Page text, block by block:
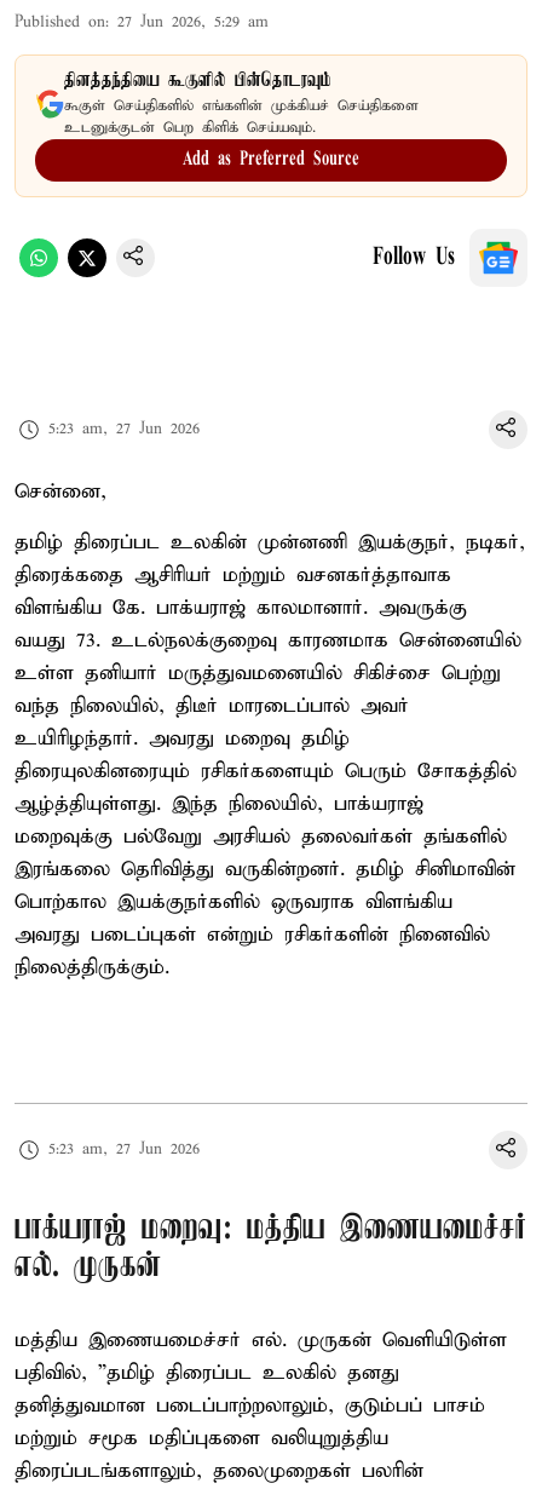
Published on: 27 Jun 2026, 5:29 am
தினத்தந்தியை கூகுளில் பின்தொடரவும்
கூகுள் செய்திகளில் எங்களின் முக்கியச் செய்திகளை
உடனுக்குடன் பெற கிளிக் செய்யவும்.
Add as Preferred Source
Follow Us
5:23 am, 27 Jun 2026
சென்னை,
தமிழ் திரைப்பட உலகின் முன்னணி இயக்குநர், நடிகர்,
திரைக்கதை ஆசிரியர் மற்றும் வசனகர்த்தாவாக
விளங்கிய கே. பாக்யராஜ் காலமானார். அவருக்கு
வயது 73. உடல்நலக்குறைவு காரணமாக சென்னையில்
உள்ள தனியார் மருத்துவமனையில் சிகிச்சை பெற்று
வந்த நிலையில், திடீர் மாரடைப்பால் அவர்
உயிரிழந்தார். அவரது மறைவு தமிழ்
திரையுலகினரையும் ரசிகர்களையும் பெரும் சோகத்தில்
ஆழ்த்தியுள்ளது. இந்த நிலையில், பாக்யராஜ்
மறைவுக்கு பல்வேறு அரசியல் தலைவர்கள் தங்களில்
இரங்கலை தெரிவித்து வருகின்றனர். தமிழ் சினிமாவின்
பொற்கால இயக்குநர்களில் ஒருவராக விளங்கிய
அவரது படைப்புகள் என்றும் ரசிகர்களின் நினைவில்
நிலைத்திருக்கும்.
5:23 am, 27 Jun 2026
பாக்யராஜ் மறைவு: மத்திய இணையமைச்சர்
எல். முருகன்
மத்திய இணையமைச்சர் எல். முருகன் வெளியிடுள்ள
பதிவில், ”தமிழ் திரைப்பட உலகில் தனது
தனித்துவமான படைப்பாற்றலாலும், குடும்பப் பாசம்
மற்றும் சமூக மதிப்புகளை வலியுறுத்திய
திரைப்படங்களாலும், தலைமுறைகள் பலரின்